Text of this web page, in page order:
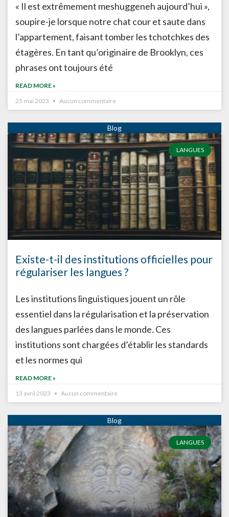
« Il est extrêmement meshuggeneh aujourd’hui »,
soupire-je lorsque notre chat cour et saute dans
l’appartement, faisant tomber les tchotchkes des
étagères. En tant qu’originaire de Brooklyn, ces
phrases ont toujours été
READ MORE »
25 mai 2023
Aucun commentaire
LANGUES
Existe-t-il des institutions officielles pour
régulariser les langues ?
Les institutions linguistiques jouent un rôle
essentiel dans la régularisation et la préservation
des langues parlées dans le monde. Ces
institutions sont chargées d’établir les standards
et les normes qui
READ MORE »
13 avril 2023
Aucun commentaire
LANGUES